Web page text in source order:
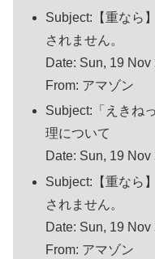
Subject:【重なら
されません。
Date: Sun, 19
From: アマゾン
Subject:「えきね
理について
Date: Sun, 19
Subject:【重なら
されません。
Date: Sun, 19
From: アマゾン